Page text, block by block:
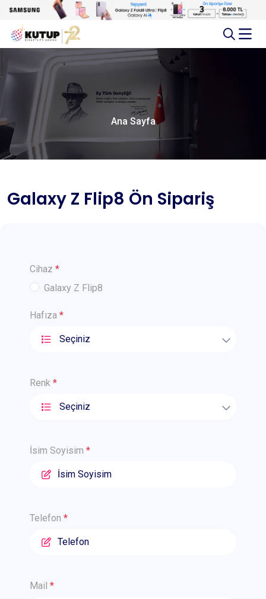
Ana Sayfa
Galaxy Z Flip8 Ön Sipariş
Cihaz *
Galaxy Z Flip8
Hafıza *
Renk *
İsim Soyisim *
Telefon *
Mail *